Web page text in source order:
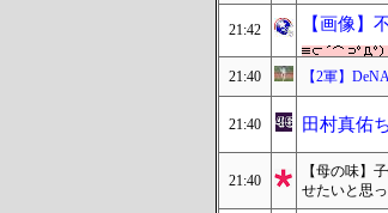
21:42 【画像】
21:40 【2軍】
21:40 田村真佑
21:40
【母の味】
せたいと思